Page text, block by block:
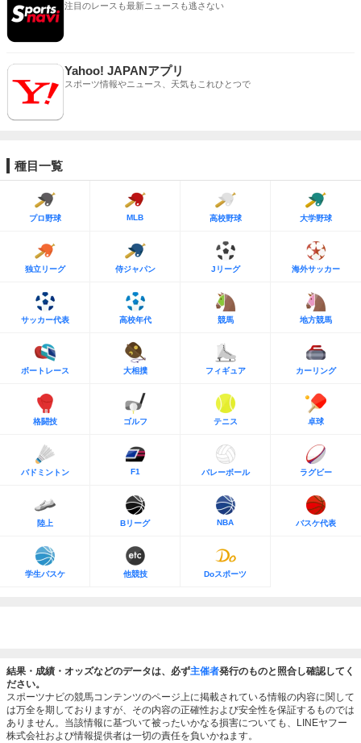
注目のレースも最新ニュースも逃さない
Yahoo! JAPANアプリ
スポーツ情報やニュース、天気もこれひとつで
種目一覧
プロ野球 MLB 高校野球 大学野球
独立リーグ 侍ジャパン Jリーグ 海外サッカー
サッカー代表 高校年代 競馬 地方競馬
ボートレース 大相撲 フィギュア カーリング
格闘技 ゴルフ テニス 卓球
バドミントン F1 バレーボール ラグビー
陸上 Bリーグ NBA バスケ代表
学生バスケ 他競技 Doスポーツ
結果・成績・オッズなどのデータは、必ず主催者発行のものと照合し確認してく
ださい。
スポーツナビの競馬コンテンツのページ上に掲載されている情報の内容に関して
は万全を期しておりますが、その内容の正確性および安全性を保証するものでは
ありません。当該情報に基づいて被ったいかなる損害についても、LINEヤフー
株式会社および情報提供者は一切の責任を負いかねます。